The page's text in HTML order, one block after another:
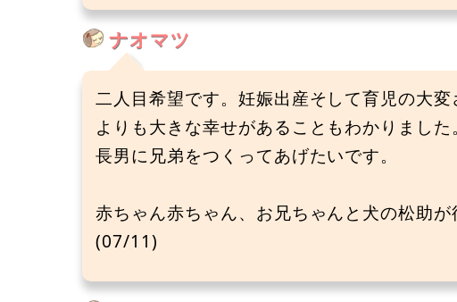
ナオマツ
二人目希望です。妊娠出産そして育児の大
よりも大きな幸せがあることもわかりました。
長男に兄弟をつくってあげたいです。
赤ちゃん赤ちゃん、お兄ちゃんと犬の松助が
(07/11)